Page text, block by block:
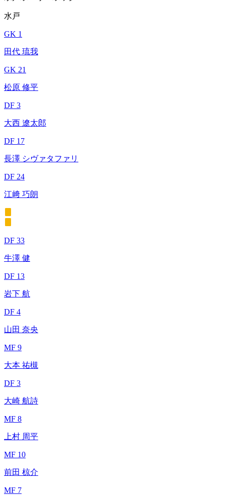
水戸
GK 1
田代 琉我
GK 21
松原 修平
DF 3
大西 遼太郎
DF 17
長澤 シヴァタファリ
DF 24
江﨑 巧朗
DF 33
牛澤 健
DF 13
岩下 航
DF 4
山田 奈央
MF 9
大本 祐槻
DF 3
大崎 航詩
MF 8
上村 周平
MF 10
前田 椋介
MF 7